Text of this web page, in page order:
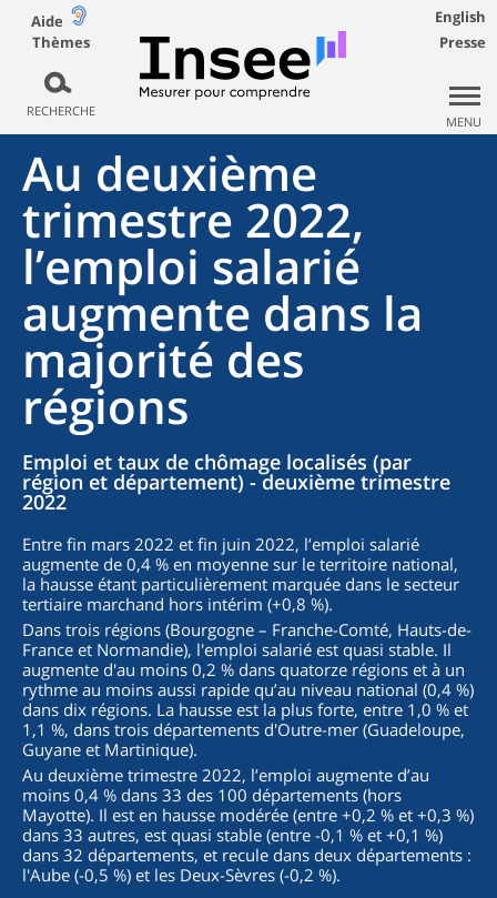
Aide
Thèmes
RECHERCHE
English
Presse
MENU
Au deuxième
trimestre 2022,
l’emploi salarié
augmente dans la
majorité des
régions
Emploi et taux de chômage localisés (par
région et département) - deuxième trimestre
2022
Entre fin mars 2022 et fin juin 2022, l’emploi salarié
augmente de 0,4 % en moyenne sur le territoire national,
la hausse étant particulièrement marquée dans le secteur
tertiaire marchand hors intérim (+0,8 %).
Dans trois régions (Bourgogne – Franche-Comté, Hauts-de-
France et Normandie), l'emploi salarié est quasi stable. Il
augmente d'au moins 0,2 % dans quatorze régions et à un
rythme au moins aussi rapide qu’au niveau national (0,4 %)
dans dix régions. La hausse est la plus forte, entre 1,0 % et
1,1 %, dans trois départements d'Outre-mer (Guadeloupe,
Guyane et Martinique).
Au deuxième trimestre 2022, l’emploi augmente d’au
moins 0,4 % dans 33 des 100 départements (hors
Mayotte). Il est en hausse modérée (entre +0,2 % et +0,3 %)
dans 33 autres, est quasi stable (entre -0,1 % et +0,1 %)
dans 32 départements, et recule dans deux départements :
l'Aube (-0,5 %) et les Deux-Sèvres (-0,2 %).